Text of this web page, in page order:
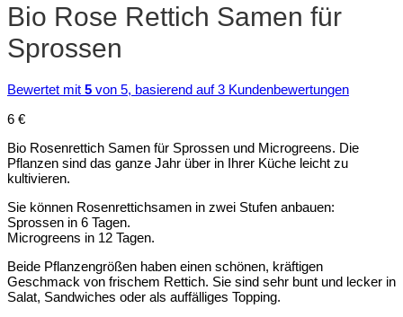
Bio Rose Rettich Samen für
Sprossen
Bewertet mit 5 von 5, basierend auf3 Kundenbewertungen
6 €
Bio Rosenrettich Samen für Sprossen und Microgreens. Die
Pflanzen sind das ganze Jahr über in Ihrer Küche leicht zu
kultivieren.
Sie können Rosenrettichsamen in zwei Stufen anbauen:
Sprossen in 6 Tagen.
Microgreens in 12 Tagen.
Beide Pflanzengrößen haben einen schönen, kräftigen
Geschmack von frischem Rettich. Sie sind sehr bunt und lecker in
Salat, Sandwiches oder als auffälliges Topping.